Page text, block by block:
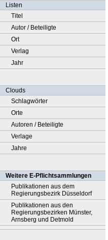
Listen
Titel
Autor / Beteiligte
Ort
Verlag
Jahr
Clouds
Schlagwörter
Orte
Autoren / Beteiligte
Verlage
Jahre
Weitere E-Pflichtsammlungen
Publikationen aus dem
Regierungsbezirk Düsseldorf
Publikationen aus den
Regierungsbezirken Münster,
Arnsberg und Detmold